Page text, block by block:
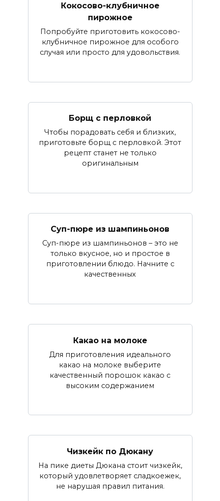
Кокосово-клубничное
пирожное
Попробуйте приготовить кокосово-
клубничное пирожное для особого
случая или просто для удовольствия.
Борщ с перловкой
Чтобы порадовать себя и близких,
приготовьте борщ с перловкой. Этот
рецепт станет не только
оригинальным
Суп-пюре из шампиньонов
Суп-пюре из шампиньонов – это не
только вкусное, но и простое в
приготовлении блюдо. Начните с
качественных
Какао на молоке
Для приготовления идеального
какао на молоке выберите
качественный порошок какао с
высоким содержанием
Чизкейк по Дюкану
На пике диеты Дюкана стоит чизкейк,
который удовлетворяет сладкоежек,
не нарушая правил питания.